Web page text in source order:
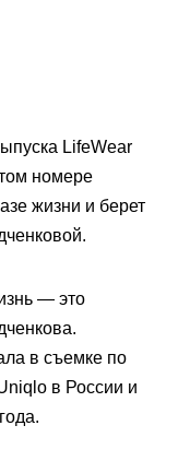
LifeWear
номере
жизни и берет
— это
в съемке по
в России и